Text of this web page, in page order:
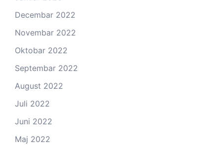
Decembar 2022
Novembar 2022
Oktobar 2022
Septembar 2022
August 2022
Juli 2022
Juni 2022
Maj 2022